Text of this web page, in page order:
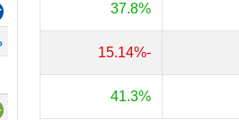
37.8%
-15.14%
41.3%